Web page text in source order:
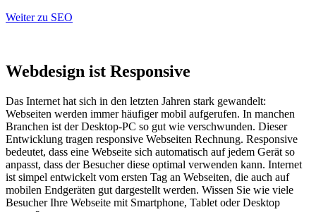
Weiter zu SEO
Webdesign ist Responsive
Das Internet hat sich in den letzten Jahren stark gewandelt:
Webseiten werden immer häufiger mobil aufgerufen. In manchen
Branchen ist der Desktop-PC so gut wie verschwunden. Dieser
Entwicklung tragen responsive Webseiten Rechnung. Responsive
bedeutet, dass eine Webseite sich automatisch auf jedem Gerät so
anpasst, dass der Besucher diese optimal verwenden kann. Internet
ist simpel entwickelt vom ersten Tag an Webseiten, die auch auf
mobilen Endgeräten gut dargestellt werden. Wissen Sie wie viele
Besucher Ihre Webseite mit Smartphone, Tablet oder Desktop